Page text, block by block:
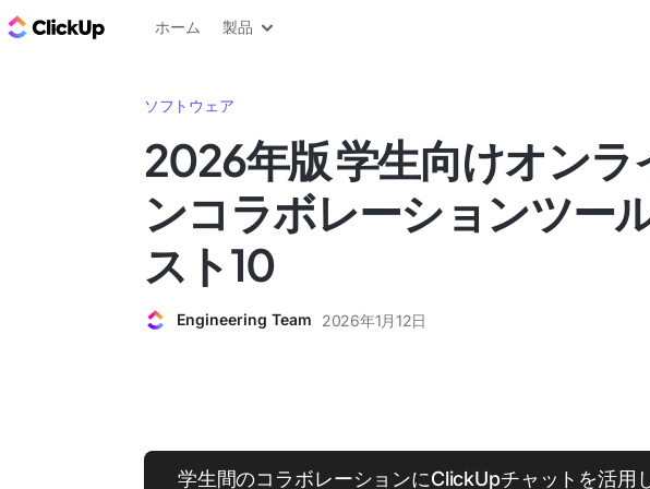
ClickUp ブログ
ホーム 製品
ソフトウェア
2026年版 学生向けオンラ
ンコラボレーションツー
スト10
Engineering Team 2026年1月12日
学生間のコラボレーションにClickUpチャットを活用